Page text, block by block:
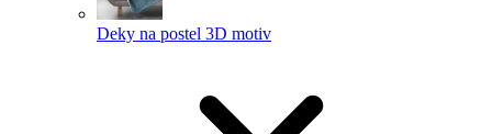
Deky na postel 3D motiv